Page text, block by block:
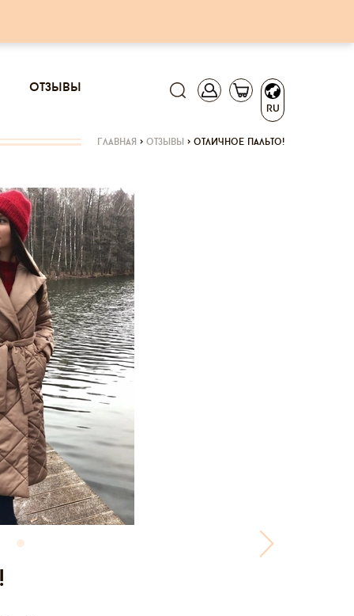
RU
отзывы
главная > отзывы > отличное пальто!